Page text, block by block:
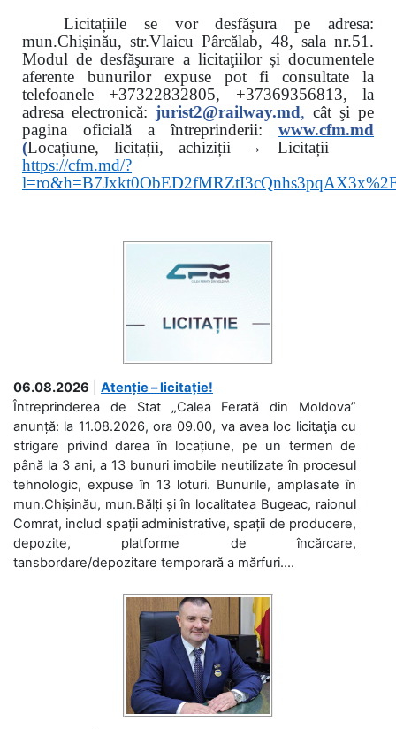
Licitațiile se vor desfășura pe adresa:
mun.Chişinău, str.Vlaicu Pârcălab, 48, sala nr.51.
Modul de desfăşurare a licitaţiilor și documentele
aferente bunurilor expuse pot fi consultate la
telefoanele +37322832805, +37369356813, la
adresa electronică: jurist2@railway.md, cât şi pe
pagina oficială a întreprinderii:
www.cfm.md
(Locațiune, licitații, achiziții → Licitații
https://cfm.md/?
06.08.2026
Atenție – licitație!
Întreprinderea de Stat „Calea Ferată din Moldova”
anunță: la 11.08.2026, ora 09.00, va avea loc licitaţia cu
strigare privind darea în locațiune, pe un termen de
până la 3 ani, a 13 bunuri imobile neutilizate în procesul
tehnologic, expuse în 13 loturi. Bunurile, amplasate în
mun.Chișinău, mun.Bălți și în localitatea Bugeac, raionul
Comrat, includ spații administrative, spații de producere,
depozite, platforme de încărcare,
tansbordare/depozitare temporară a mărfuri....